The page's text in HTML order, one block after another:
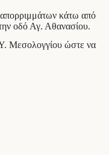
κάτω από
οδό Αγ. Αθανασίου.
Μεσολογγίου ώστε να